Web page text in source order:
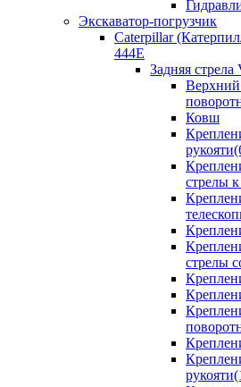
Экскаватор-погрузчик
Caterpillar
444E
Задняя
Верхний
Ковш
стрелы
стрелы